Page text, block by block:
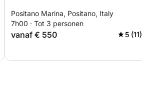
Positano Marina, Positano, Italy
7h00 · Tot 3 personen
vanaf € 550 5 (11)